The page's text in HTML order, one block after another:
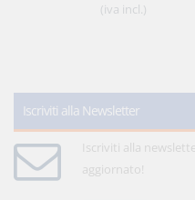
(iva incl.)
Iscriviti alla Newsletter
Iscriviti alla
aggiornato!